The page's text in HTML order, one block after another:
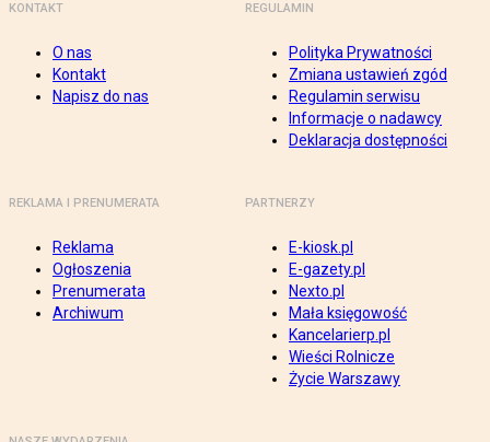
KONTAKT
O nas
Kontakt
Napisz do nas
REGULAMIN
Polityka Prywatności
Zmiana ustawień zgód
Regulamin serwisu
Informacje o nadawcy
Deklaracja dostępności
REKLAMA I PRENUMERATA
Reklama
Ogłoszenia
Prenumerata
Archiwum
PARTNERZY
E-kiosk.pl
E-gazety.pl
Nexto.pl
Mała księgowość
Kancelarierp.pl
Wieści Rolnicze
Życie Warszawy